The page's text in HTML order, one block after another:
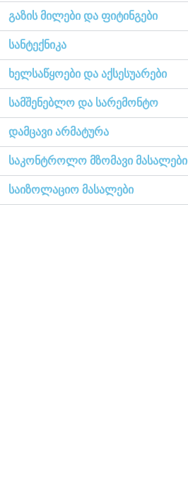
გაზის მილები და ფიტინგები
სანტექნიკა
ხელსაწყოები და აქსესუარები
სამშენებლო და სარემონტო
დამცავი არმატურა
საკონტროლო მზომავი მასალები
საიზოლაციო მასალები